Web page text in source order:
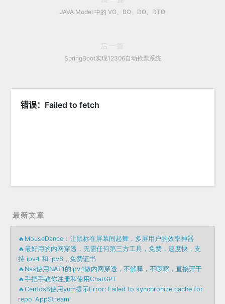
JAVA Model 中的 VO、BO、DO、DTO
后一篇
SpringBoot实现12306自动抢票系统
最新文章
🔥MouseDance：让鼠标在屏幕间起舞，多屏用户的效率神器
🔥最好用的内网穿透，无需任何第三方工具，免费，速度快，支
持 ipv4 和 ipv6，免费证书
🔥Nas使用NAT1的ipv4做内网穿透，不解释，不啰嗦，直接开干
🔥手把手教你注册和使用ChatGPT
🔥Centos8使用yum提示Error: Failed to synchronize cache for
repo 'AppStream'